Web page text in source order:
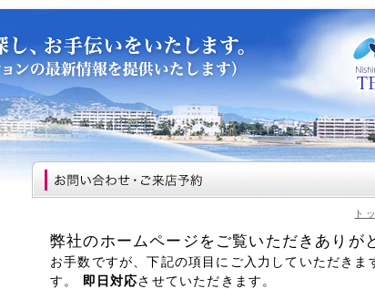
ト
弊社のホームページをご覧いただきありが
お手数ですが、下記の項目にご入力していただきま
す。
即日対応させていただきます。